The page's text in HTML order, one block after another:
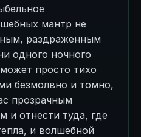
мантр не
раздраженным
одного ночного
просто тихо
безмолвно и томно,
прозрачным
и отнести туда, где
и волшебной